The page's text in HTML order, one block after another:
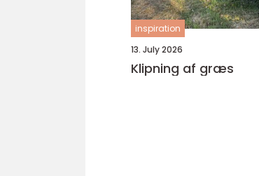
inspiration
13. July 2026
Klipning af græs